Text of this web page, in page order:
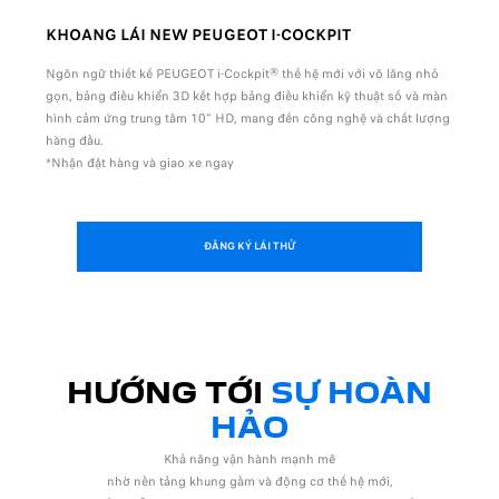
KHOANG LÁI NEW PEUGEOT I-COCKPIT
Ngôn ngữ thiết kế PEUGEOT i-Cockpit® thế hệ mới với vô lăng nhỏ
gọn, bảng điều khiển 3D kết hợp bảng điều khiển kỹ thuật số và màn
hình cảm ứng trung tâm 10" HD, mang đến công nghệ và chất lượng
hàng đầu.
*Nhận đặt hàng và giao xe ngay
ĐĂNG KÝ LÁI THỬ
HƯỚNG TỚI SỰ HOÀN
HẢO
Khả năng vận hành mạnh mẽ
nhờ nền tảng khung gầm và động cơ thế hệ mới,